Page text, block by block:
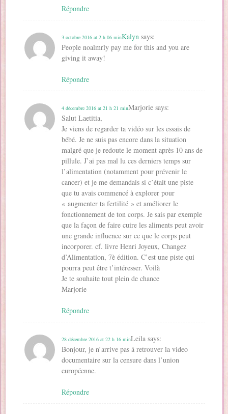
Répondre
Kalyn says:
3 octobre 2016 at 2 h 06 min
People noalmrly pay me for this and you are
giving it away!
Répondre
Marjorie says:
4 décembre 2016 at 21 h 21 min
Salut Laetitia,
Je viens de regarder ta vidéo sur les essais de
bébé. Je ne suis pas encore dans la situation
malgré que je redoute le moment après 10 ans de
pillule. J’ai pas mal lu ces derniers temps sur
l’alimentation (notamment pour prévenir le
cancer) et je me demandais si c’était une piste
que tu avais commencé à explorer pour
« augmenter ta fertilité » et améliorer le
fonctionnement de ton corps. Je sais par exemple
que la façon de faire cuire les aliments peut avoir
une grande influence sur ce que le corps peut
incorporer. cf. livre Henri Joyeux, Changez
d’Alimentation, 7è édition. C’est une piste qui
pourra peut être t’intéresser. Voilà
Je te souhaite tout plein de chance
Marjorie
Répondre
Leila says:
28 décembre 2016 at 22 h 16 min
Bonjour, je n’arrive pas á retrouver la video
documentaire sur la censure dans l’union
européenne.
Répondre